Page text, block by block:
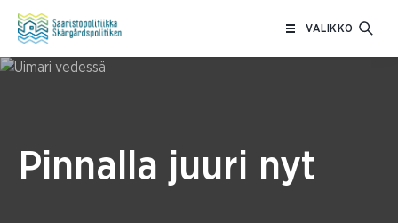
VALIKKO
Pinnalla juuri nyt